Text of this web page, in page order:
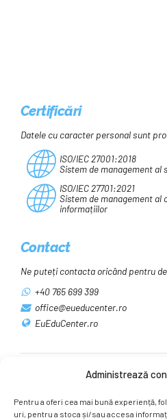
Administrează
Pentru a oferi cea mai bună experiență,
uri, pentru a stoca și/sau accesa
Certificări
Datele cu caracter personal sunt
ISO/IEC 27001:2018
Sistem de management
ISO/IEC 27701:2021
Sistem de management
informațiilor
Contact
Ne puteți contacta oricând pentru
+40 765 699 399
office@eueducenter.ro
EuEduCenter.ro
Ne puteți găsi și pe rețelele sociale.